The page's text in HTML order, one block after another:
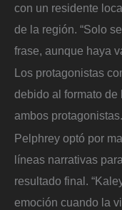
con un residente
de la región. “Solo
frase, aunque haya
Los protagonistas
debido al formato
ambos protagonistas.
Pelphrey optó por
líneas narrativas
resultado final.
emoción cuando la